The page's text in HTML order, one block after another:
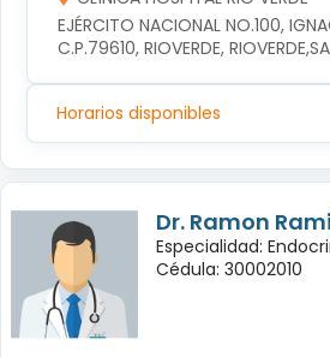
EJÉRCITO NACIONAL NO.100,
C.P.79610, RIOVERDE,
Horarios disponibles
Dr. Ramon
Especialidad:
Cédula: 30002010